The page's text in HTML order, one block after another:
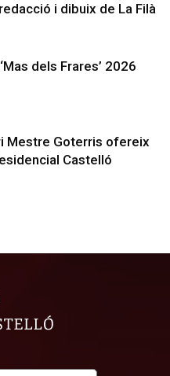
i dibuix de La Filà
dels Frares’ 2026
Mestre Goterris ofereix
Castelló